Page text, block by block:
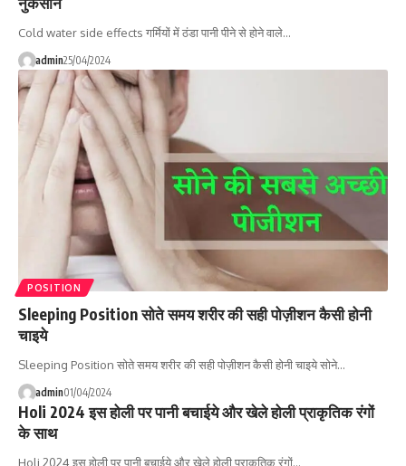
Cold water side effects गर्मियों में ठंडा पानी पीने से होने वाले…
admin25/04/2024
POSITION
Sleeping Position सोते समय शरीर की सही पोज़ीशन कैसी होनी
चाइये
Sleeping Position सोते समय शरीर की सही पोज़ीशन कैसी होनी चाइये सोने…
admin01/04/2024
Holi 2024 इस होली पर पानी बचाईये और खेले होली प्राकृतिक रंगों
के साथ
Holi 2024 इस होली पर पानी बचाईये और खेले होली प्राकृतिक रंगों…